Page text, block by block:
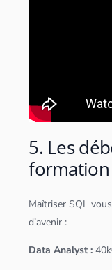
5. Les
formation
Maîtriser SQL
d’avenir :
Data Analyst: